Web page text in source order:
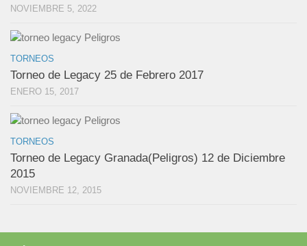
NOVIEMBRE 5, 2022
TORNEOS
Torneo de Legacy 25 de Febrero 2017
ENERO 15, 2017
TORNEOS
Torneo de Legacy Granada(Peligros) 12 de Diciembre
2015
NOVIEMBRE 12, 2015